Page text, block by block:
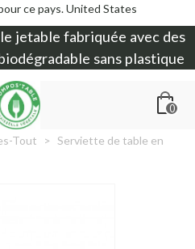
ce pays.United States
jetable fabriquée avec des
sans plastique
0
Tout > Serviette de table en